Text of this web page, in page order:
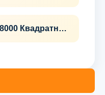
8000 Квадратных Метров В Месяц